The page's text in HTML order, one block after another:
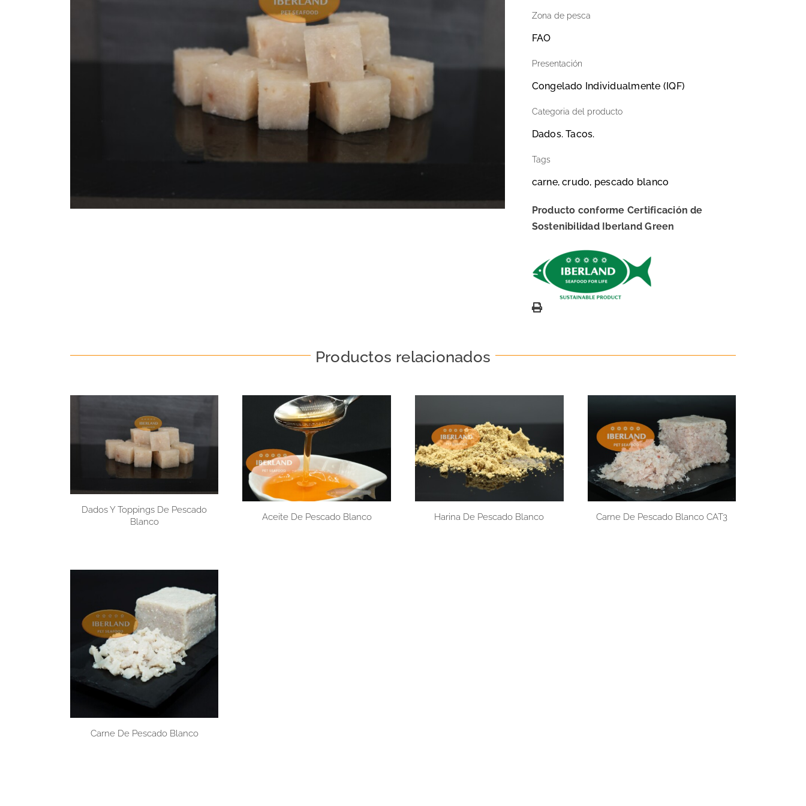
Zona de pesca
FAO
Presentación
Congelado Individualmente (IQF)
Categoria del producto
Dados. Tacos.
Tags
carne, crudo, pescado blanco
Producto conforme Certificación de
Sostenibilidad Iberland Green
Productos relacionados
Dados Y Toppings De Pescado
Blanco
Aceite De Pescado Blanco Harina De Pescado Blanco Carne De Pescado Blanco CAT3
Carne De Pescado Blanco